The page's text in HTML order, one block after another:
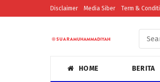
Disclaimer Media Siber Term &
HOME BERITA